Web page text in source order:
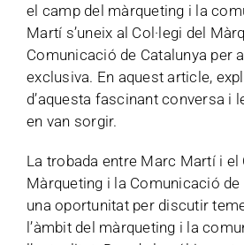
el camp del màrqueting i la
Martí s’uneix al Col·legi del
Comunicació de Catalunya per
exclusiva. En aquest article,
d’aquesta fascinant conversa i
en van sorgir.
La trobada entre Marc Martí i el
Màrqueting i la Comunicació de
una oportunitat per discutir
l’àmbit del màrqueting i la